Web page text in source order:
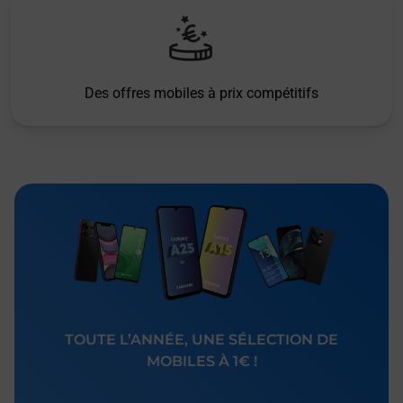
Des offres mobiles à prix compétitifs
TOUTE L’ANNÉE, UNE SÉLECTION DE
MOBILES À 1€ !